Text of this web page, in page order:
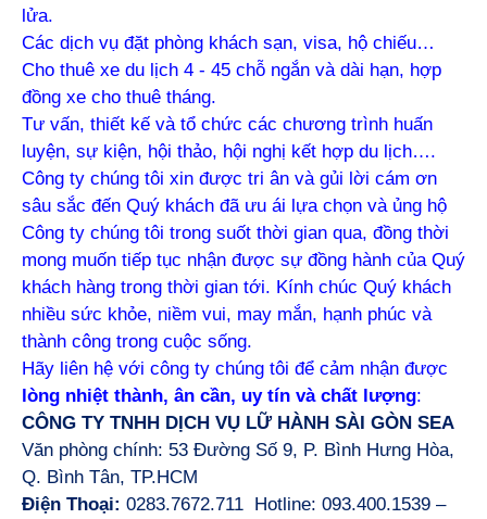
lửa.
Các dịch vụ đặt phòng khách sạn, visa, hộ chiếu…
Cho thuê xe du lịch 4 - 45 chỗ ngắn và dài hạn, hợp
đồng xe cho thuê tháng.
Tư vấn, thiết kế và tổ chức các chương trình huấn
luyện, sự kiện, hội thảo, hội nghị kết hợp du lịch….
Công ty chúng tôi xin được tri ân và gủi lời cám ơn
sâu sắc đến Quý khách đã ưu ái lựa chọn và ủng hộ
Công ty chúng tôi trong suốt thời gian qua, đồng thời
mong muốn tiếp tục nhận được sự đồng hành của Quý
khách hàng trong thời gian tới. Kính chúc Quý khách
nhiều sức khỏe, niềm vui, may mắn, hạnh phúc và
thành công trong cuộc sống.
Hãy liên hệ với công ty chúng tôi để cảm nhận được
lòng nhiệt thành, ân cần, uy tín và chất lượng:
CÔNG TY TNHH DỊCH VỤ LỮ HÀNH SÀI GÒN SEA
Văn phòng chính: 53 Đường Số 9, P. Bình Hưng Hòa,
Q. Bình Tân, TP.HCM
Điện Thoại: 0283.7672.711 Hotline: 093.400.1539 –